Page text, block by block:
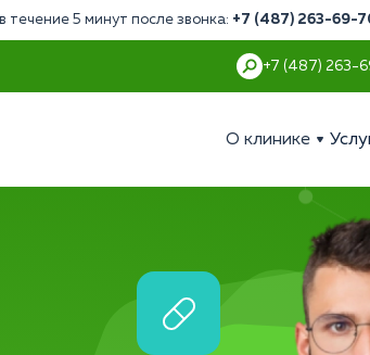
5 минут после звонка: +7 (487) 263-69-
+7 (487) 263-
О клинике